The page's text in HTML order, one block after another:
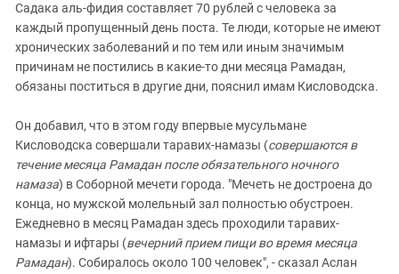
Садака аль-фидия составляет 70 рублей с человека за
каждый пропущенный день поста. Те люди, которые не имеют
хронических заболеваний и по тем или иным значимым
причинам не постились в какие-то дни месяца Рамадан,
обязаны поститься в другие дни, пояснил имам Кисловодска.
Он добавил, что в этом году впервые мусульмане
Кисловодска совершали таравих-намазы (совершаются в
течение месяца Рамадан после обязательного ночного
намаза) в Соборной мечети города. "Мечеть не достроена до
конца, но мужской молельный зал полностью обустроен.
Ежедневно в месяц Рамадан здесь проходили таравих-
намазы и ифтары (вечерний прием пищи во время месяца
Рамадан). Собиралось около 100 человек", - сказал Аслан